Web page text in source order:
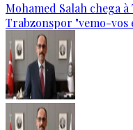
Mohamed Salah chega
Trabzonspor "vemo-vos